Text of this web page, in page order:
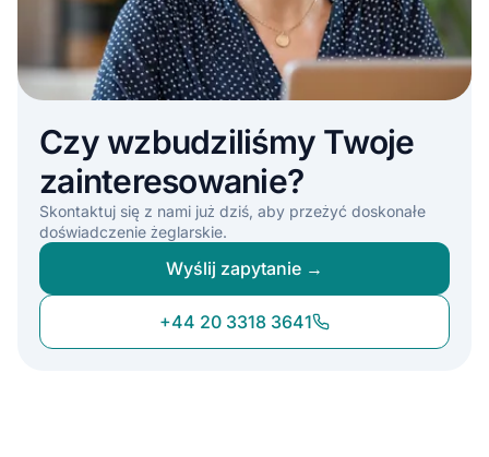
Czy wzbudziliśmy Twoje
zainteresowanie?
Skontaktuj się z nami już dziś, aby przeżyć doskonałe
doświadczenie żeglarskie.
Wyślij zapytanie →
+44 20 3318 3641